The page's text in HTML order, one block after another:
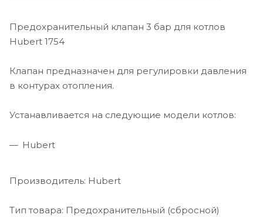
Предохранительный клапан 3 бар для котлов
Hubert 1754
Клапан предназначен для регулировки давления
в контурах отопления.
Устанавливается на следующие модели котлов:
Hubert
Производитель: Hubert
Тип товара: Предохранительный (сбросной)